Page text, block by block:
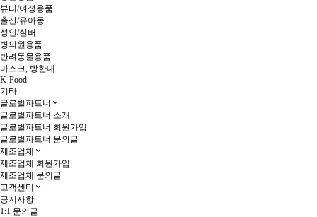
뷰티/여성용품
출산/유아동
성인/실버
병의원용품
반려동물용품
마스크, 방한대
K-Food
기타
글로벌파트너
글로벌파트너 소개
글로벌파트너 회원가입
글로벌파트너 문의글
제조업체
제조업체 회원가입
제조업체 문의글
고객센터
공지사항
1:1 문의글